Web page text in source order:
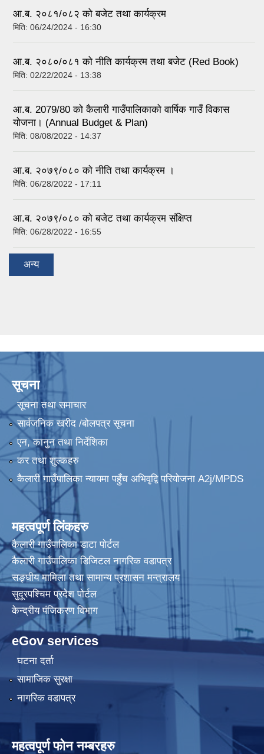
आ.ब. २०८१/०८२ को बजेट तथा कार्यक्रम
मिति: 06/24/2024 - 16:30
आ.ब. २०८०/०८१ को नीति कार्यक्रम तथा बजेट (Red Book)
मिति: 02/22/2024 - 13:38
आ‍.ब. 2079/80 को कैलारी गाउँपालिकाको वार्षिक गाउँ विकास
योजना। (Annual Budget & Plan)
मिति: 08/08/2022 - 14:37
आ.ब. २०७९/०८० को नीति तथा कार्यक्रम ।
मिति: 06/28/2022 - 17:11
आ.ब. २०७९/०८० को बजेट तथा कार्यक्रम संक्षिप्त
मिति: 06/28/2022 - 16:55
अन्य
सूचना
सूचना तथा समाचार
सार्वजनिक खरीद /बोलपत्र सूचना
एन, कानुन तथा निर्देशिका
कर तथा शुल्कहरु
कैलारी गाउँपालिका न्यायमा पहुँच अभिवृद्वि परियोजना A2j/MPDS
महत्वपूर्ण लिंकहरु
कैलारी गाउँपालिका डाटा पाेर्टल
कैलारी गाउँपालिका डिजिटल नागरिक वडापत्र
सङ्घीय मामिला तथा सामान्य प्रशासन मन्त्रालय
सुदूरपश्चिम प्रदेश पोर्टल
केन्द्रीय प‌ंजिकरण विभाग
eGov services
घटना दर्ता
सामाजिक सुरक्षा
नागरिक वडापत्र
महत्वपूर्ण फोन नम्बरहरु